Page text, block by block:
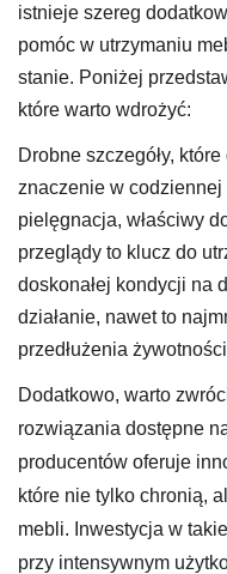
istnieje szereg
pomóc w utrzymaniu
stanie. Poniżej
które warto wdrożyć:
Drobne szczegóły,
znaczenie w
pielęgnacja, właściwy
przeglądy to klucz do
doskonałej kondycji na
działanie, nawet to
przedłużenia
Dodatkowo, warto
rozwiązania dostępne
producentów oferuje
które nie tylko chronią,
mebli. Inwestycja w
przy intensywnym